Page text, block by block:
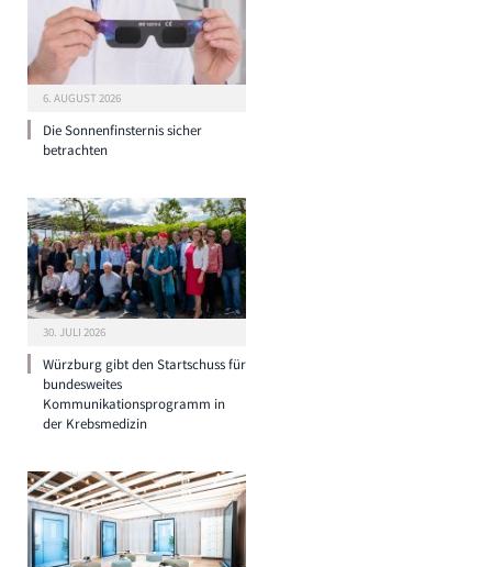
6. AUGUST 2026
Die Sonnenfinsternis sicher
betrachten
30. JULI 2026
Würzburg gibt den Startschuss für
bundesweites
Kommunikationsprogramm in
der Krebsmedizin